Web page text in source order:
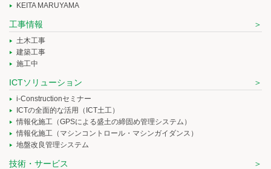
KEITA MARUYAMA
工事情報
土木工事
建築工事
施工中
ICTソリューション
i-Constructionセミナー
ICTの全面的な活用（ICT土工）
情報化施工（GPSによる盛土の締固め管理システム）
情報化施工（マシンコントロール・マシンガイダンス）
地盤改良管理システム
技術・サービス